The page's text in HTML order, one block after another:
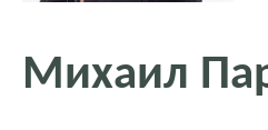
Михаил